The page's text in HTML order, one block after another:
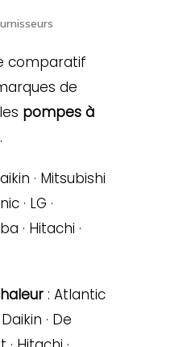
comparatif
de
pompes à
· Mitsubishi
· LG ·
· Hitachi ·
: Atlantic
· De